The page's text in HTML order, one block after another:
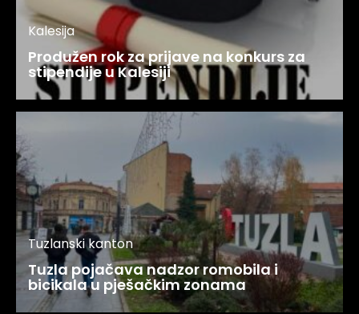
Kalesija
Produžen rok za prijave na konkurs za
stipendije u Kalesiji
Tuzlanski kanton
Tuzla pojačava nadzor romobila i
bicikala u pješačkim zonama